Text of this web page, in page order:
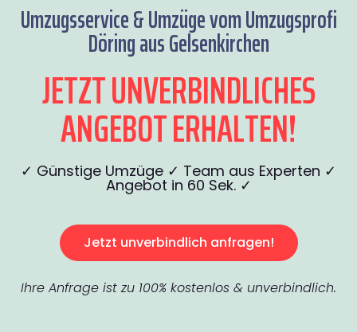
Umzugsservice & Umzüge vom Umzugsprofi
Döring aus Gelsenkirchen
JETZT UNVERBINDLICHES
ANGEBOT ERHALTEN!
✓ Günstige Umzüge ✓ Team aus Experten ✓
Angebot in 60 Sek. ✓
Jetzt unverbindlich anfragen!
Ihre Anfrage ist zu 100% kostenlos & unverbindlich.